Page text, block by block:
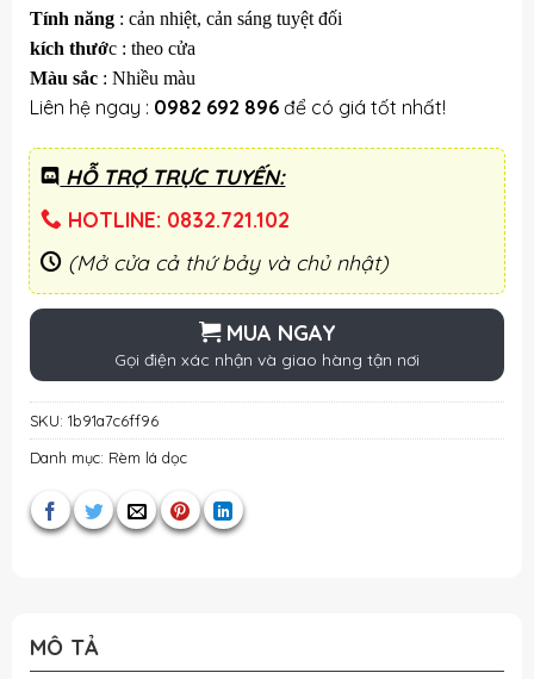
Tính năng: cản nhiệt, cản sáng tuyệt đối
kích thước : theo cửa
Màu sắc: Nhiều màu
Liên hệ ngay : 0982 692 896để có giá tốt nhất!
HỖ TRỢ TRỰC TUYẾN:
HOTLINE: 0832.721.102
(Mở cửa cả thứ bảy và chủ nhật)
MUA NGAY
Gọi điện xác nhận và giao hàng tận nơi
SKU: 1b91a7c6ff96
Danh mục: Rèm lá dọc
MÔ TẢ